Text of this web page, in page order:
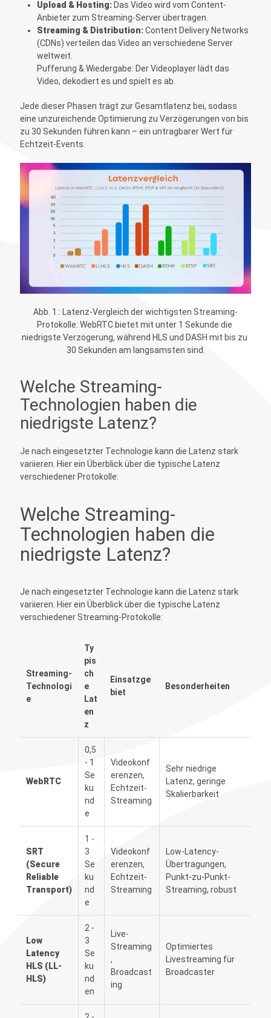
Upload & Hosting:Das Video wird vom Content-
Anbieter zum Streaming-Server übertragen.
Streaming & Distribution:Content Delivery Networks
(CDNs) verteilen das Video an verschiedene Server
weltweit.
Pufferung & Wiedergabe: Der Videoplayer lädt das
Video, dekodiert es und spielt es ab.
Jede dieser Phasen trägt zur Gesamtlatenz bei, sodass
eine unzureichende Optimierung zu Verzögerungen von bis
zu 30 Sekunden führen kann – ein untragbarer Wert für
Echtzeit-Events.
Abb. 1.: Latenz-Vergleich der wichtigsten Streaming-
Protokolle: WebRTC bietet mit unter 1 Sekunde die
niedrigste Verzögerung, während HLS und DASH mit bis zu
30 Sekunden am langsamsten sind.
Welche Streaming-
Technologien haben die
niedrigste Latenz?
Je nach eingesetzter Technologie kann die Latenz stark
variieren. Hier ein Überblick über die typische Latenz
verschiedener Protokolle:
Welche Streaming-
Technologien haben die
niedrigste Latenz?
Je nach eingesetzter Technologie kann die Latenz stark
variieren. Hier ein Überblick über die typische Latenz
verschiedener Streaming-Protokolle:
Streaming-
Technologi
e
Ty
pis
ch
e
Lat
en
z
Einsatzge
biet
Besonderheiten
WebRTC
0,5
- 1
Se
ku
nd
e
Videokonf
erenzen,
Echtzeit-
Streaming
Sehr niedrige
Latenz, geringe
Skalierbarkeit
SRT
(Secure
Reliable
Transport)
1 -
3
Se
ku
nd
e
Videokonf
erenzen,
Echtzeit-
Streaming
Low-Latency-
Übertragungen,
Punkt-zu-Punkt-
Streaming, robust
Low
Latency
HLS (LL-
HLS)
2 -
3
Se
ku
nd
en
Live-
Streaming
,
Broadcast
ing
Optimiertes
Livestreaming für
Broadcaster